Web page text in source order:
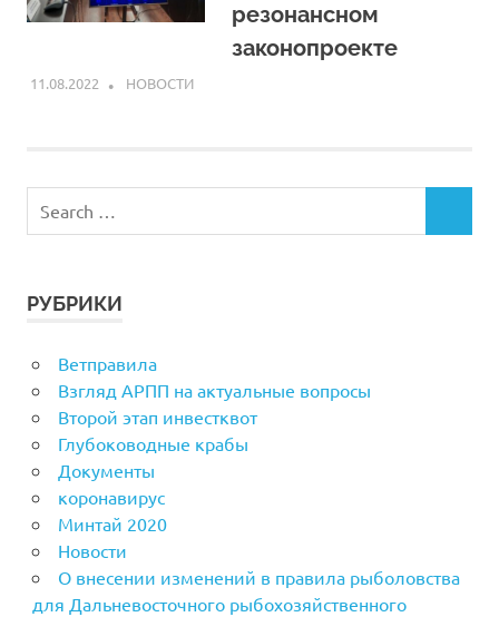
резонансном
законопроекте
11.08.2022 ARPP
НОВОСТИ
РУБРИКИ
Ветправила
Взгляд АРПП на актуальные вопросы
Второй этап инвестквот
Глубоководные крабы
Документы
коронавирус
Минтай 2020
Новости
О внесении изменений в правила рыболовства
для Дальневосточного рыбохозяйственного